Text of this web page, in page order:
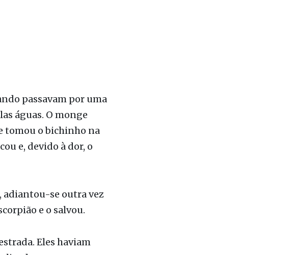
passavam por uma
águas. O monge
tomou o bichinho na
e, devido à dor, o
adiantou-se outra vez
e o salvou.
Eles haviam